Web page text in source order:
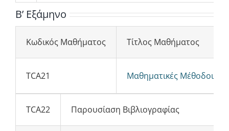
Β’ Εξάμηνο
Κωδικός Μαθήματος Τίτλος Μαθήματος
TCA21 Μαθηματικές Μέθοδοι
TCA22 Παρουσίαση Βιβλιογραφίας